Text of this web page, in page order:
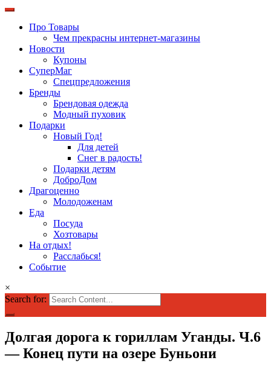
Про Товары
Чем прекрасны интернет-магазины
Новости
Купоны
СуперМаг
Спецпредложения
Бренды
Брендовая одежда
Модный пуховик
Подарки
Новый Год!
Для детей
Снег в радость!
Подарки детям
ДоброДом
Драгоценно
Молодоженам
Еда
Посуда
Хозтовары
На отдых!
Расслабься!
Событие
×
Search for:
Долгая дорога к гориллам Уганды. Ч.6
— Конец пути на озере Буньони